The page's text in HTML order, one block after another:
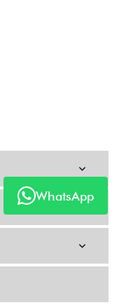
WhatsApp